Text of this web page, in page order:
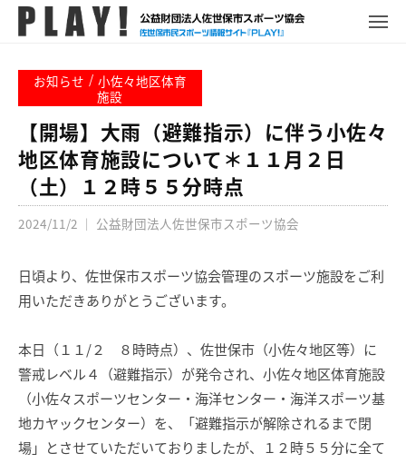
L
!
世
ポ
ツ
情
サ
イ
メ
お知らせ / 小佐々地区体育
施設
【開場】大雨（避難指示）に伴う小佐々
地区体育施設について＊１１月２日
（土）１２時５５分時点
2024/11/2 ｜ 公益財団法人佐世保市スポーツ協会
日頃より、佐世保市スポーツ協会管理のスポーツ施設をご利
用いただきありがとうございます。
本日（１１/２ ８時時点）、佐世保市（小佐々地区等）に
警戒レベル４（避難指示）が発令され、小佐々地区体育施設
（小佐々スポーツセンター・海洋センター・海洋スポーツ基
地カヤックセンター）を、「避難指示が解除されるまで閉
場」とさせていただいておりましたが、１２時５５分に全て
P
L
Y
ュ
ー